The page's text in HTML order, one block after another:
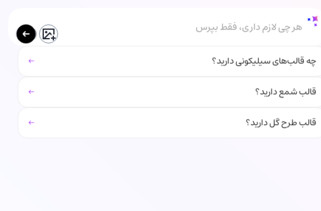
هر چی لازم داری، فقط بپرس
چه قالب‌های سیلیکونی دارید؟ ←
قالب شمع دارید؟ ←
قالب طرح گل دارید؟ ←